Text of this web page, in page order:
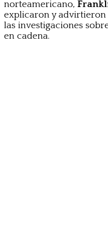
norteamericano,
explicaron y advirtieron
las investigaciones
en cadena.